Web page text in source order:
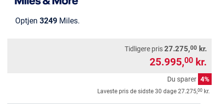
Optjen 3249 Miles.
Tidligere pris27.275,00 kr.
25.995,00 kr.
Du sparer 4%
Laveste pris de sidste 30 dage 27.275,00 kr.